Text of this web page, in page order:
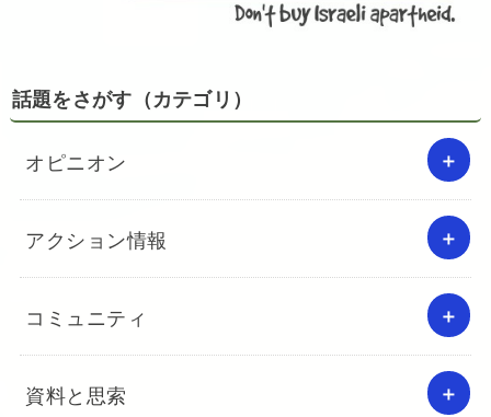
話題をさがす（カテゴリ）
オピニオン
アクション情報
コミュニティ
資料と思索